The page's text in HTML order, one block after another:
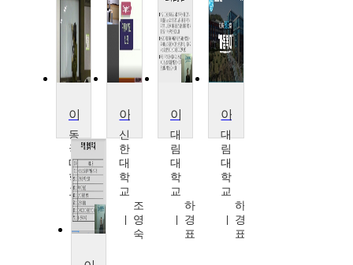
동
국
대
학
교
김
세
곤
신
한
대
학
교
조
영
숙
대
림
대
학
교
하
경
표
대
림
대
학
교
하
경
표